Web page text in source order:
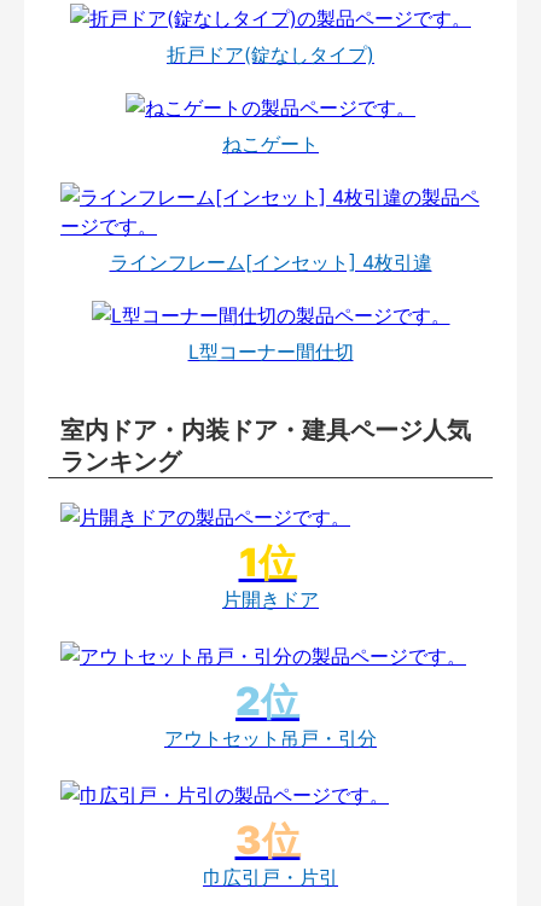
折戸ドア(錠なしタイプ)
ねこゲート
ラインフレーム[インセット] 4枚引違
L型コーナー間仕切
室内ドア・内装ドア・建具ページ人気
ランキング
片開きドア
アウトセット吊戸・引分
巾広引戸・片引